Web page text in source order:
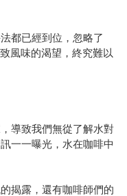
都已經到位，忽略了
風味的渴望，終究難以
導致我們無從了解水對
一一曝光，水在咖啡中
揭露，還有咖啡師們的